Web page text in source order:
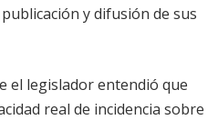
y difusión de sus
el legislador entendió que
real de incidencia sobre